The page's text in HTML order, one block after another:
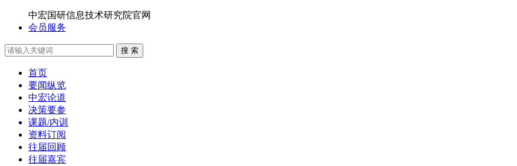
中宏国研信息技术研究院官网
会员服务
搜 索
首页
要闻纵览
中宏论道
决策要参
课题/内训
资料订阅
往届回顾
往届嘉宾